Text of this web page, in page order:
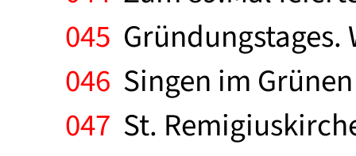
045
046 Singen im
047 St.